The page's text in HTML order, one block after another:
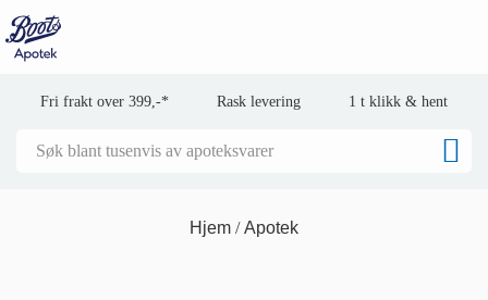
Fri frakt over 399,-* Rask levering 1 t klikk & hent
Hjem Apotek